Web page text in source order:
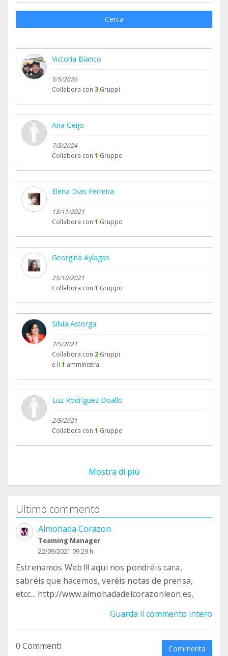
Cerca
Victoria Blanco
5/5/2026
Collabora con 3 Gruppi
Ana Geijo
7/3/2024
Collabora con 1 Gruppo
Elena Dias Ferreira
13/11/2021
Collabora con 1 Gruppo
Georgina Aylagas
25/10/2021
Collabora con 1 Gruppo
Silvia Astorga
7/5/2021
Collabora con 2 Gruppi
e li 1 amministra
Luz Rodríguez Doallo
2/5/2021
Collabora con 1 Gruppo
Mostra di più
Ultimo commento
Almohada Corazon
Teaming Manager
22/09/2021 09:29 h
Estrenamos Web !!! aqui nos pondréis cara,
sabréis que hacemos, veréis notas de prensa,
etcc... http://www.almohadadelcorazonleon.es,
Guarda il commento intero
0 Commenti Commenta